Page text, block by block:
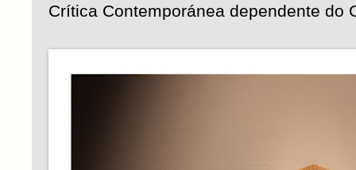
Crítica Contemporánea dependente do